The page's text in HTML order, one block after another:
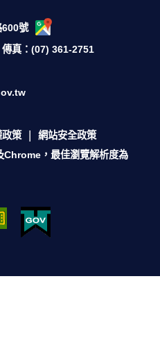
號
傳真：(07) 361-2751
政策
網站安全政策
，最佳瀏覽解析度為